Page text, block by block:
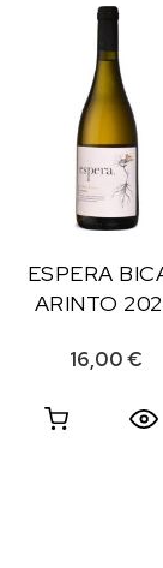
ESPERA
ARINTO
16,00€